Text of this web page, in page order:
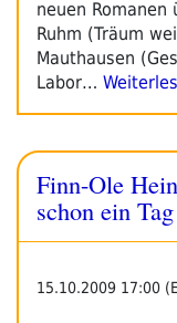
neuen Romanen
Ruhm (Träum
Mauthausen
Labor…
Finn-Ole
schon ein Tag
15.10.2009 17:00